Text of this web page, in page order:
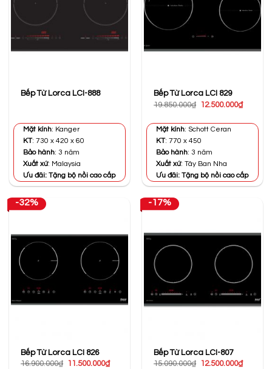
Bếp Từ Lorca LCI-888
Mặt kính: Kanger
KT: 730 x 420 x 60
Bảo hành: 3 năm
Xuất xứ: Malaysia
Ưu đãi: Tặng bộ nồi cao cấp
Bếp Từ Lorca LCI 829
19.850.000₫
Giá
19.850.000₫.
12.500.000₫Giá
Mặt kính: Schott Ceran
KT: 770 x 450
Bảo hành: 3 năm
Xuất xứ: Tây Ban Nha
Ưu đãi: Tặng bộ nồi cao cấp
-32%
Bếp Từ Lorca LCI 826
16.900.000₫
Giá
11.500.000₫Giá
-17%
Bếp Từ Lorca LCI-807
15.090.000₫
Giá
12.500.000₫Giá